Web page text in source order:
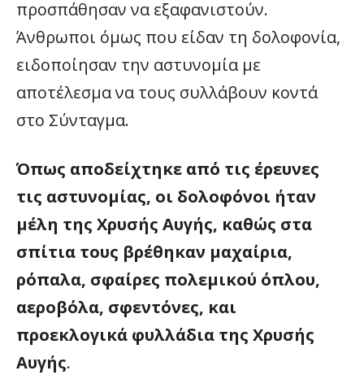
προσπάθησαν να εξαφανιστούν.
Άνθρωποι όμως που είδαν τη δολοφονία,
ειδοποίησαν την αστυνομία με
αποτέλεσμα να τους συλλάβουν κοντά
στο Σύνταγμα.
Όπως αποδείχτηκε από τις έρευνες
τις αστυνομίας, οι δολοφόνοι ήταν
μέλη της Χρυσής Αυγής, καθώς στα
σπίτια τους βρέθηκαν μαχαίρια,
ρόπαλα, σφαίρες πολεμικού όπλου,
αεροβόλα, σφεντόνες, και
προεκλογικά φυλλάδια της Χρυσής
Αυγής.